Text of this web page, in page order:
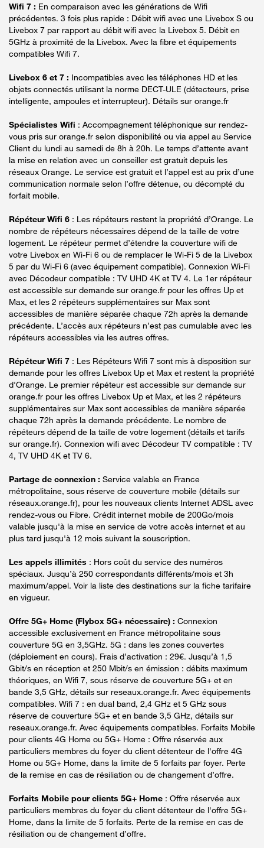
Wifi 7 : En comparaison avec les générations de Wifi
précédentes. 3 fois plus rapide : Débit wifi avec une Livebox S ou
Livebox 7 par rapport au débit wifi avec la Livebox 5. Débit en
5GHz à proximité de la Livebox. Avec la fibre et équipements
compatibles Wifi 7.
Livebox 6 et 7 : Incompatibles avec les téléphones HD et les
objets connectés utilisant la norme DECT-ULE (détecteurs, prise
intelligente, ampoules et interrupteur). Détails sur orange.fr
Spécialistes Wifi : Accompagnement téléphonique sur rendez-
vous pris sur orange.fr selon disponibilité ou via appel au Service
Client du lundi au samedi de 8h à 20h. Le temps d’attente avant
la mise en relation avec un conseiller est gratuit depuis les
réseaux Orange. Le service est gratuit et l’appel est au prix d’une
communication normale selon l’offre détenue, ou décompté du
forfait mobile.
Répéteur Wifi 6 : Les répéteurs restent la propriété d’Orange. Le
nombre de répéteurs nécessaires dépend de la taille de votre
logement. Le répéteur permet d’étendre la couverture wifi de
votre Livebox en Wi-Fi 6 ou de remplacer le Wi-Fi 5 de la Livebox
5 par du Wi-Fi 6 (avec équipement compatible). Connexion Wi-Fi
avec Décodeur compatible : TV UHD 4K et TV 4. Le 1er répéteur
est accessible sur demande sur orange.fr pour les offres Up et
Max, et les 2 répéteurs supplémentaires sur Max sont
accessibles de manière séparée chaque 72h après la demande
précédente. L’accès aux répéteurs n’est pas cumulable avec les
répéteurs accessibles via les autres offres.
Répéteur Wifi 7 : Les Répéteurs Wifi 7 sont mis à disposition sur
demande pour les offres Livebox Up et Max et restent la propriété
d'Orange. Le premier répéteur est accessible sur demande sur
orange.fr pour les offres Livebox Up et Max, et les 2 répéteurs
supplémentaires sur Max sont accessibles de manière séparée
chaque 72h après la demande précédente. Le nombre de
répéteurs dépend de la taille de votre logement (détails et tarifs
sur orange.fr). Connexion wifi avec Décodeur TV compatible : TV
4, TV UHD 4K et TV 6.
Partage de connexion : Service valable en France
métropolitaine, sous réserve de couverture mobile (détails sur
réseaux.orange.fr), pour les nouveaux clients Internet ADSL avec
rendez-vous ou Fibre. Crédit internet mobile de 200Go/mois
valable jusqu'à la mise en service de votre accès internet et au
plus tard jusqu'à 12 mois suivant la souscription.
Les appels illimités : Hors coût du service des numéros
spéciaux. Jusqu’à 250 correspondants différents/mois et 3h
maximum/appel. Voir la liste des destinations sur la fiche tarifaire
en vigueur.
Offre 5G+ Home (Flybox 5G+ nécessaire) : Connexion
accessible exclusivement en France métropolitaine sous
couverture 5G en 3,5GHz. 5G : dans les zones couvertes
(déploiement en cours). Frais d’activation : 29€. Jusqu’à 1,5
Gbit/s en réception et 250 Mbit/s en émission : débits maximum
théoriques, en Wifi 7, sous réserve de couverture 5G+ et en
bande 3,5 GHz, détails sur reseaux.orange.fr. Avec équipements
compatibles. Wifi 7 : en dual band, 2,4 GHz et 5 GHz sous
réserve de couverture 5G+ et en bande 3,5 GHz, détails sur
reseaux.orange.fr. Avec équipements compatibles. Forfaits Mobile
pour clients 4G Home ou 5G+ Home : Offre réservée aux
particuliers membres du foyer du client détenteur de l'offre 4G
Home ou 5G+ Home, dans la limite de 5 forfaits par foyer. Perte
de la remise en cas de résiliation ou de changement d’offre.
Forfaits Mobile pour clients 5G+ Home : Offre réservée aux
particuliers membres du foyer du client détenteur de l'offre 5G+
Home, dans la limite de 5 forfaits. Perte de la remise en cas de
résiliation ou de changement d’offre.